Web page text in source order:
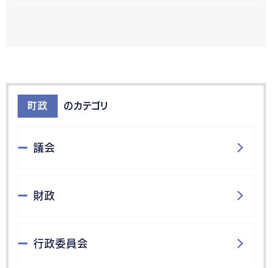
町政 のカテゴリ
議会
財政
行政委員会